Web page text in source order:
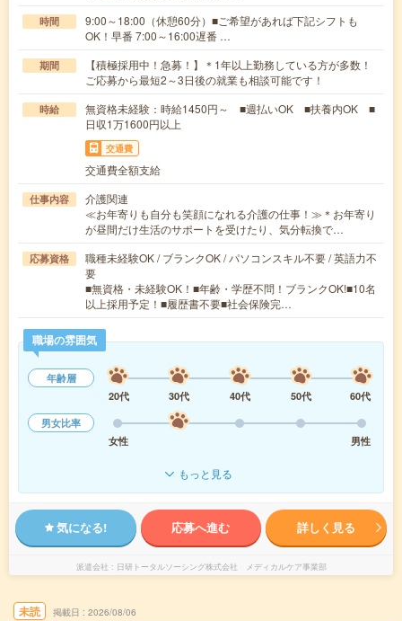
時間
9:00～18:00（休憩60分）■ご希望があれば下記シフトも
OK！早番 7:00～16:00遅番 …
期間
【積極採用中！急募！】＊1年以上勤務している方が多数！
ご応募から最短2～3日後の就業も相談可能です！
時給
無資格未経験：時給1450円～ ■週払いOK ■扶養内OK ■
日収1万1600円以上
交通費
交通費全額支給
仕事内容
介護関連
≪お年寄りも自分も笑顔になれる介護の仕事！≫＊お年寄り
が昼間だけ生活のサポートを受けたり、気分転換で…
応募資格
職種未経験OK / ブランクOK / パソコンスキル不要 / 英語力不
要
■無資格・未経験OK！■年齢・学歴不問！ブランクOK!■10名
以上採用予定！■履歴書不要■社会保険完…
職場の雰囲気
年齢層
20代
30代 40代 50代
60代
男女比率
女性
男性
もっと見る
気になる! 応募へ進む 詳しく見る
派遣会社 日研トータルソーシング株式会社 メディカルケア事業部
未読 掲載日 2026/08/06